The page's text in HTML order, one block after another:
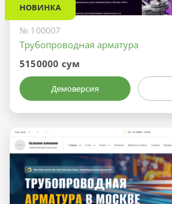
НОВИНКА
№ 100007
Трубопроводная арматура
5150000 сум
Демоверсия